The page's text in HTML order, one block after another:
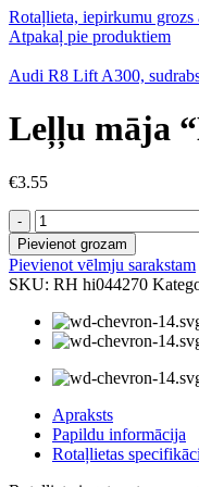
Rotaļlieta, iepirkumu grozs
Atpakaļ pie produktiem
Audi R8 Lift A300,
Leļļu māja
€3.55
Leļļu
māja
"MINI"
daudzums
Pievienot grozam
Pievienot vēlmju sarakstam
SKU: RH hi044270
Apraksts
Papildu informācija
Rotaļlietas